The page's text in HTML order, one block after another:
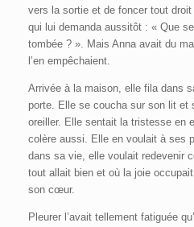
vers la sortie et de foncer tout
qui lui demanda aussitôt : « Que
tombée ? ». Mais Anna avait du
l’en empêchaient.
Arrivée à la maison, elle fila dans
porte. Elle se coucha sur son lit et
oreiller. Elle sentait la tristesse en
colère aussi. Elle en voulait à ses
dans sa vie, elle voulait redevenir
tout allait bien et où la joie
son cœur.
Pleurer l’avait tellement fatiguée